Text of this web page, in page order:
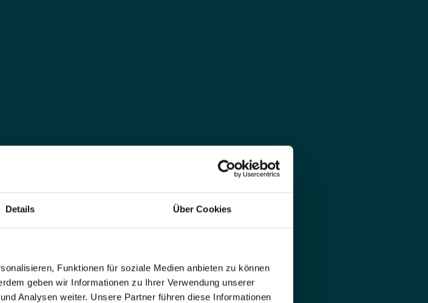
Details Über Cookies
Funktionen für soziale Medien anbieten zu können
geben wir Informationen zu Ihrer Verwendung unserer
Analysen weiter. Unsere Partner führen diese Informationen
7515-559